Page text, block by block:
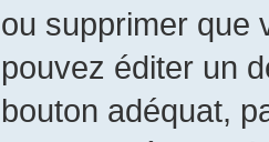
ou supprimer que
pouvez éditer un
bouton adéquat,